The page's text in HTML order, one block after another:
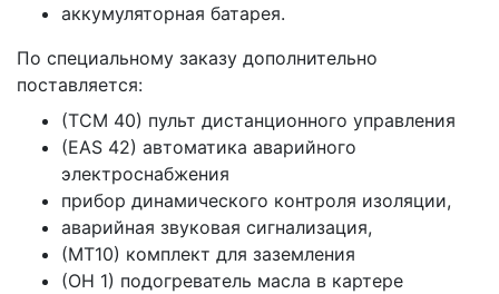
аккумуляторная батарея.
По специальному заказу дополнительно
поставляется:
(TCM 40) пульт дистанционного управления
(EAS 42) автоматика аварийного
электроснабжения
прибор динамического контроля изоляции,
аварийная звуковая сигнализация,
(MT10) комплект для заземления
(ОН 1) подогреватель масла в картере